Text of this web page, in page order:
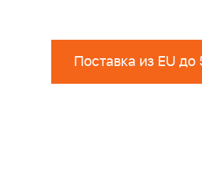
Поставка из EU